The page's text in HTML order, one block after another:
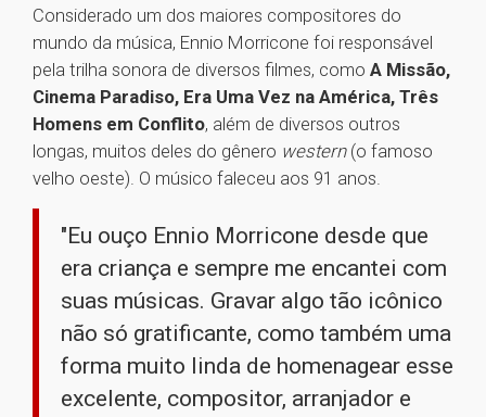
Considerado um dos maiores compositores do
mundo da música, Ennio Morricone foi responsável
pela trilha sonora de diversos filmes, como A Missão,
Cinema Paradiso, Era Uma Vez na América, Três
Homens em Conflito, além de diversos outros
longas, muitos deles do gênero western (o famoso
velho oeste). O músico faleceu aos 91 anos.
"Eu ouço Ennio Morricone desde que
era criança e sempre me encantei com
suas músicas. Gravar algo tão icônico
não só gratificante, como também uma
forma muito linda de homenagear esse
excelente, compositor, arranjador e